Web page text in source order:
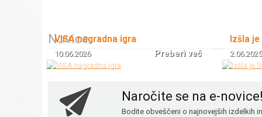
Novice
VISA nagradna igra
10.06.2026 Preberi več
Izšla
2.06.2025
Naročite se na e-novice!
Bodite obveščeni o najnovejših izdelkih